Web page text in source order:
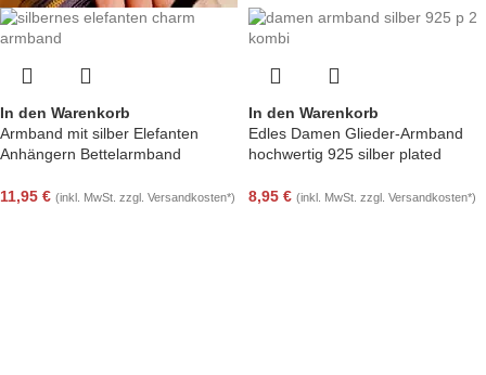
In den Warenkorb
Armband mit silber Elefanten
Anhängern Bettelarmband
11,95 € (inkl. MwSt. zzgl. Versandkosten*)
In den Warenkorb
Edles Damen Glieder-Armband
hochwertig 925 silber plated
8,95 € (inkl. MwSt. zzgl. Versandkosten*)